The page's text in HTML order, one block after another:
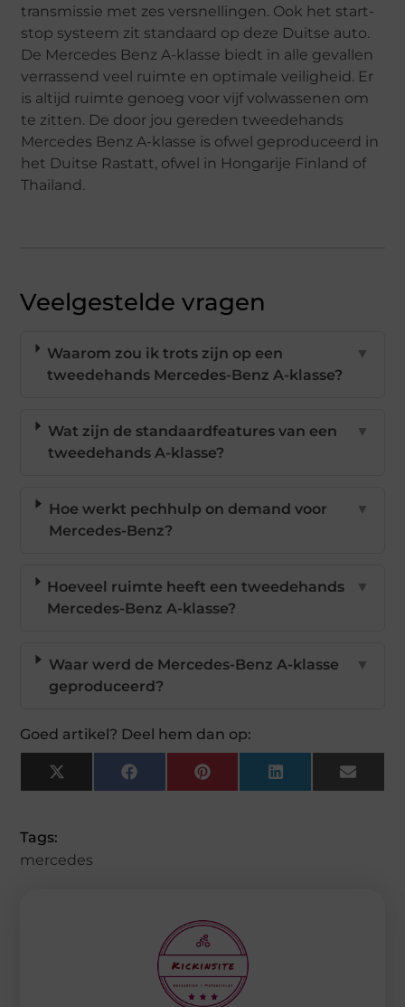
transmissie met zes versnellingen. Ook het start-
stop systeem zit standaard op deze Duitse auto.
De Mercedes Benz A-klasse biedt in alle gevallen
verrassend veel ruimte en optimale veiligheid. Er
is altijd ruimte genoeg voor vijf volwassenen om
te zitten. De door jou gereden tweedehands
Mercedes Benz A-klasse is ofwel geproduceerd in
het Duitse Rastatt, ofwel in Hongarije Finland of
Thailand.
Veelgestelde vragen
Waarom zou ik trots zijn op een
tweedehands Mercedes-Benz A-klasse?
▼
Wat zijn de standaardfeatures van een
tweedehands A-klasse?
▼
Hoe werkt pechhulp on demand voor
Mercedes-Benz?
▼
Hoeveel ruimte heeft een tweedehands
Mercedes-Benz A-klasse?
▼
Waar werd de Mercedes-Benz A-klasse
geproduceerd?
▼
Goed artikel? Deel hem dan op:
X
(Twitter)
FacebookPinterestLinkedIn Email
Tags:
mercedes